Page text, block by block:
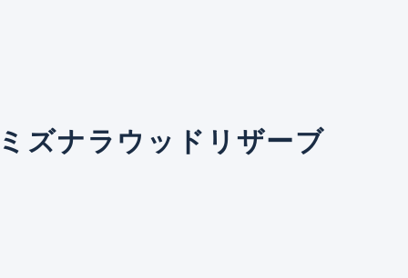
ズナラウッドリザーブ